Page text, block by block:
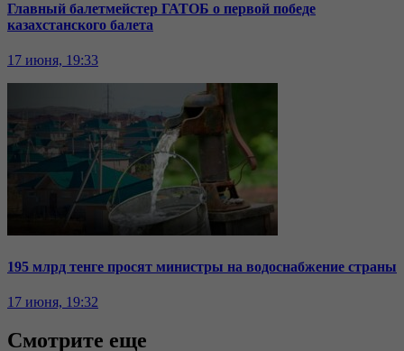
Главный балетмейстер ГАТОБ о первой победе
казахстанского балета
17 июня, 19:33
195 млрд тенге просят министры на водоснабжение страны
17 июня, 19:32
Смотрите еще